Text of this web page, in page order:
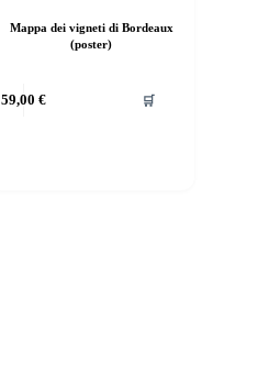
Mappa dei vigneti di Bordeaux
(poster)
59,00 € 🛒